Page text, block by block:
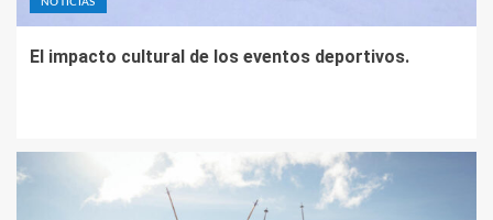
NOTICIAS
El impacto cultural de los eventos deportivos.